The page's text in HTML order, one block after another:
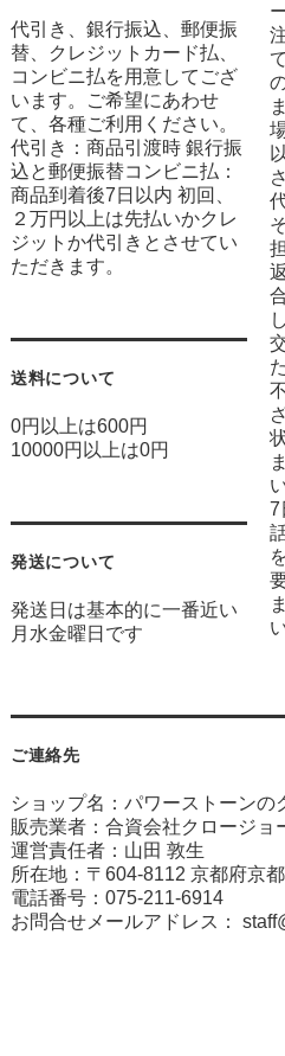
代引き、銀行振込、郵便振
替、クレジットカード払、
コンビニ払を用意してござ
います。ご希望にあわせ
て、各種ご利用ください。
代引き：商品引渡時 銀行振
込と郵便振替コンビニ払：
商品到着後7日以内 初回、
２万円以上は先払いかクレ
ジットか代引きとさせてい
ただきます。
送料について
0円以上は600円
10000円以上は0円
発送について
発送日は基本的に一番近い
月水金曜日です
7
ご連絡先
ショップ名：パワーストーンの
販売業者：合資会社クロージョ
運営責任者：山田 敦生
所在地：〒604-8112 京都府京
電話番号：075-211-6914
お問合せメールアドレス：